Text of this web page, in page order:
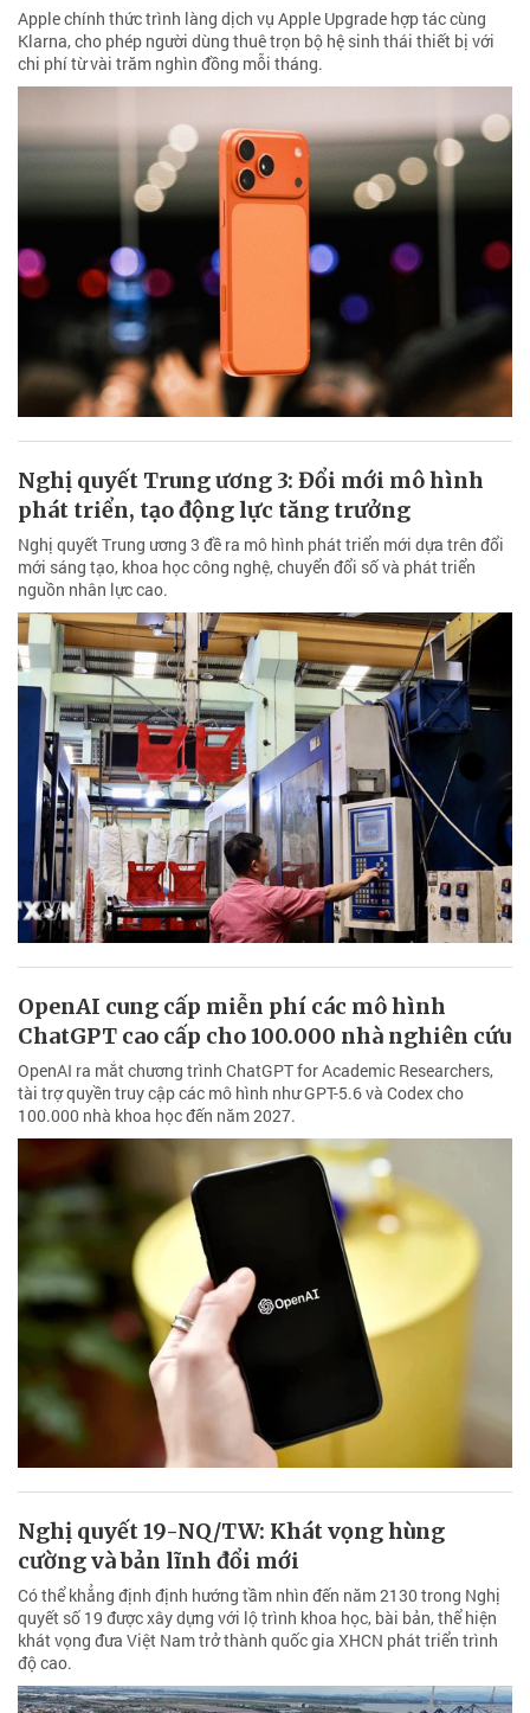
Apple chính thức trình làng dịch vụ Apple Upgrade hợp tác cùng
Klarna, cho phép người dùng thuê trọn bộ hệ sinh thái thiết bị với
chi phí từ vài trăm nghìn đồng mỗi tháng.
Nghị quyết Trung ương 3: Đổi mới mô hình
phát triển, tạo động lực tăng trưởng
Nghị quyết Trung ương 3 đề ra mô hình phát triển mới dựa trên đổi
mới sáng tạo, khoa học công nghệ, chuyển đổi số và phát triển
nguồn nhân lực cao.
OpenAI cung cấp miễn phí các mô hình
ChatGPT cao cấp cho 100.000 nhà nghiên cứu
OpenAI ra mắt chương trình ChatGPT for Academic Researchers,
tài trợ quyền truy cập các mô hình như GPT-5.6 và Codex cho
100.000 nhà khoa học đến năm 2027.
Nghị quyết 19-NQ/TW: Khát vọng hùng
cường và bản lĩnh đổi mới
Có thể khẳng định định hướng tầm nhìn đến năm 2130 trong Nghị
quyết số 19 được xây dựng với lộ trình khoa học, bài bản, thể hiện
khát vọng đưa Việt Nam trở thành quốc gia XHCN phát triển trình
độ cao.